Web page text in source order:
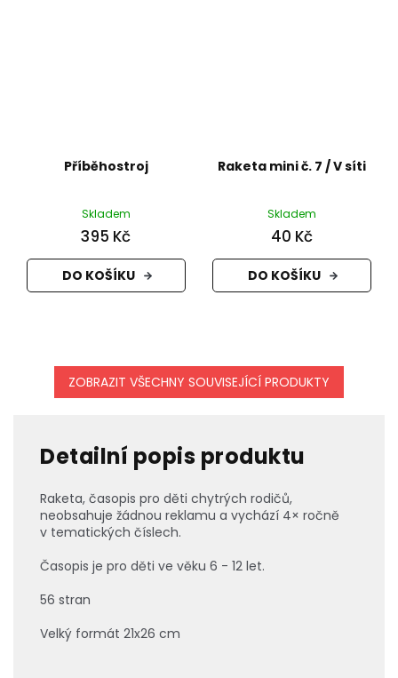
Příběhostroj
Skladem
395 Kč
DO KOŠÍKU
Raketa mini č. 7 / V síti
Skladem
40 Kč
DO KOŠÍKU
ZOBRAZIT VŠECHNY SOUVISEJÍCÍ PRODUKTY
Detailní popis produktu
Raketa, časopis pro děti chytrých rodičů,
neobsahuje žádnou reklamu a vychází 4× ročně
v tematických číslech.
Časopis je pro děti ve věku 6 - 12 let.
56 stran
Velký formát 21x26 cm